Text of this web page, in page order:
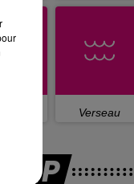
Verseau
TOP